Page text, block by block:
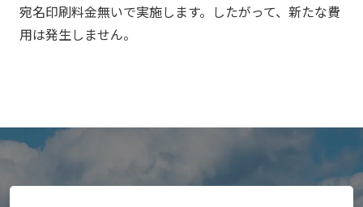
宛名印刷料金無いで実施します。したがって、新たな費
用は発生しません。